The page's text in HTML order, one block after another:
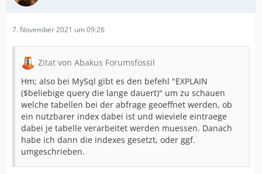
7. November 2021 um 09:26
Zitat von Abakus Forumsfossil
Hm; also bei MySql gibt es den befehl "EXPLAIN
($beliebige query die lange dauert)" um zu schauen
welche tabellen bei der abfrage geoeffnet werden, ob
ein nutzbarer index dabei ist und wieviele eintraege
dabei je tabelle verarbeitet werden muessen. Danach
habe ich dann die indexes gesetzt, oder ggf.
umgeschrieben.